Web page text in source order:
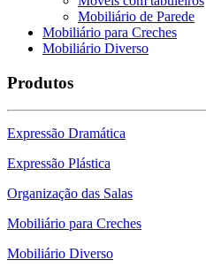
Mobiliário de Parede
Mobiliário para Creches
Mobiliário Diverso
Produtos
Expressão Dramática
Expressão Plástica
Organização das Salas
Mobiliário para Creches
Mobiliário Diverso